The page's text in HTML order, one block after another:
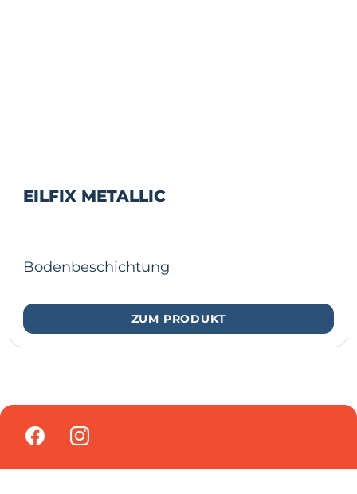
EILFIX METALLIC
Bodenbeschichtung
ZUM PRODUKT